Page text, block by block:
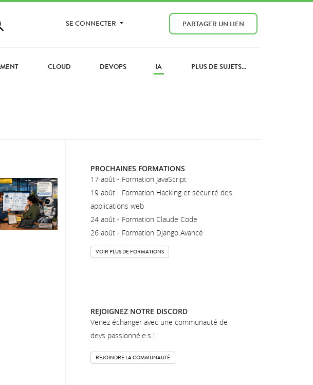
SE CONNECTER PARTAGER UN LIEN
CLOUD DEVOPS IA PLUS DE SUJETS...
PROCHAINES FORMATIONS
17 août - Formation JavaScript
19 août - Formation Hacking et sécurité des
applications web
24 août - Formation Claude Code
26 août - Formation Django Avancé
VOIR PLUS DE FORMATIONS
REJOIGNEZ NOTRE DISCORD
Venez échanger avec une communauté de
devs passionné·e·s !
REJOINDRE LA COMMUNAUTÉ